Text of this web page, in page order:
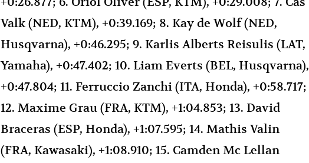
Valk (NED, KTM), +0:39.169; 8. Kay de Wolf (NED,
Husqvarna), +0:46.295; 9. Karlis Alberts Reisulis (LAT,
Yamaha), +0:47.402; 10. Liam Everts (BEL, Husqvarna),
+0:47.804; 11. Ferruccio Zanchi (ITA, Honda), +0:58.717;
12. Maxime Grau (FRA, KTM), +1:04.853; 13. David
Braceras (ESP, Honda), +1:07.595; 14. Mathis Valin
(FRA, Kawasaki), +1:08.910; 15. Camden Mc Lellan